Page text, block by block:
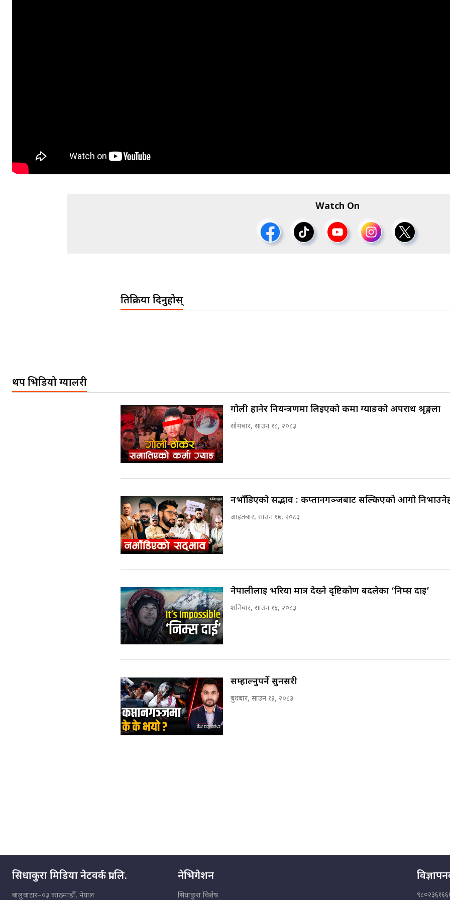
Watch On
प्रतिक्रिया दिनुहोस्
थप भिडियो ग्यालरी
गोली हानेर नियन्त्रणमा लिइएको कर्मा ग्याङको अपराध श्रृङ्खला
सोमबार, साउन १८, २०८३
नभाँडिएको सद्भाव : कप्तानगञ्जबाट सल्किएको आगो
आइतबार, साउन १७, २०८३
नेपालीलाई भरिया मात्र देख्ने दृष्टिकोण बदलेका ‘निम्स दाइ’
शनिबार, साउन १६, २०८३
सम्हाल्नुपर्ने सुनसरी
बुधबार, साउन १३, २०८३
सिधाकुरा मिडिया नेटवर्क प्रा.लि.
बालुवाटार–०३ काठमाडौँ, नेपाल
नेभिगेशन
सिधाकुरा विशेष